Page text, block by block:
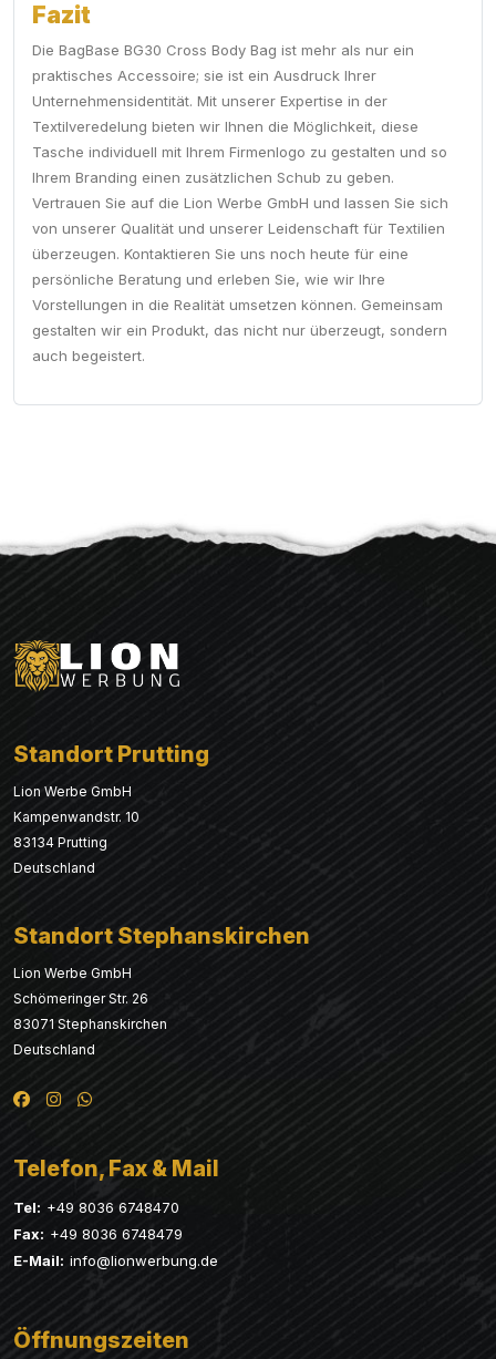
Fazit
Die BagBase BG30 Cross Body Bag ist mehr als nur ein
praktisches Accessoire; sie ist ein Ausdruck Ihrer
Unternehmensidentität. Mit unserer Expertise in der
Textilveredelung bieten wir Ihnen die Möglichkeit, diese
Tasche individuell mit Ihrem Firmenlogo zu gestalten und so
Ihrem Branding einen zusätzlichen Schub zu geben.
Vertrauen Sie auf die Lion Werbe GmbH und lassen Sie sich
von unserer Qualität und unserer Leidenschaft für Textilien
überzeugen. Kontaktieren Sie uns noch heute für eine
persönliche Beratung und erleben Sie, wie wir Ihre
Vorstellungen in die Realität umsetzen können. Gemeinsam
gestalten wir ein Produkt, das nicht nur überzeugt, sondern
auch begeistert.
Standort Prutting
Lion Werbe GmbH
Kampenwandstr. 10
83134 Prutting
Deutschland
Standort Stephanskirchen
Lion Werbe GmbH
Schömeringer Str. 26
83071 Stephanskirchen
Deutschland
Telefon, Fax & Mail
Tel: +49 8036 6748470
Fax: +49 8036 6748479
E-Mail: info@lionwerbung.de
Öffnungszeiten